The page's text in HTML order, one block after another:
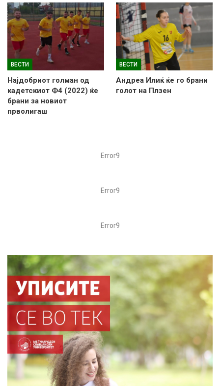
ВЕСТИ
Најдобриот голман од
кадетскиот Ф4 (2022) ќе
брани за новиот
прволигаш
ВЕСТИ
Андреа Илиќ ќе го брани
голот на Плзен
Error9
Error9
Error9